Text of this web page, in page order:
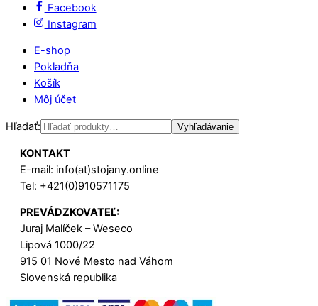
Facebook
Instagram
E-shop
Pokladňa
Košík
Môj účet
Hľadať: Vyhľadávanie
KONTAKT
E-mail: info(at)stojany.online
Tel: +421(0)910571175
PREVÁDZKOVATEĽ:
Juraj Malíček – Weseco
Lipová 1000/22
915 01 Nové Mesto nad Váhom
Slovenská republika